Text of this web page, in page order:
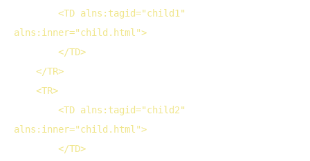
<TD alns:tagid="child1"
alns:inner="child.html">
</TD>
</TR>
<TR>
<TD alns:tagid="child2"
alns:inner="child.html">
</TD>